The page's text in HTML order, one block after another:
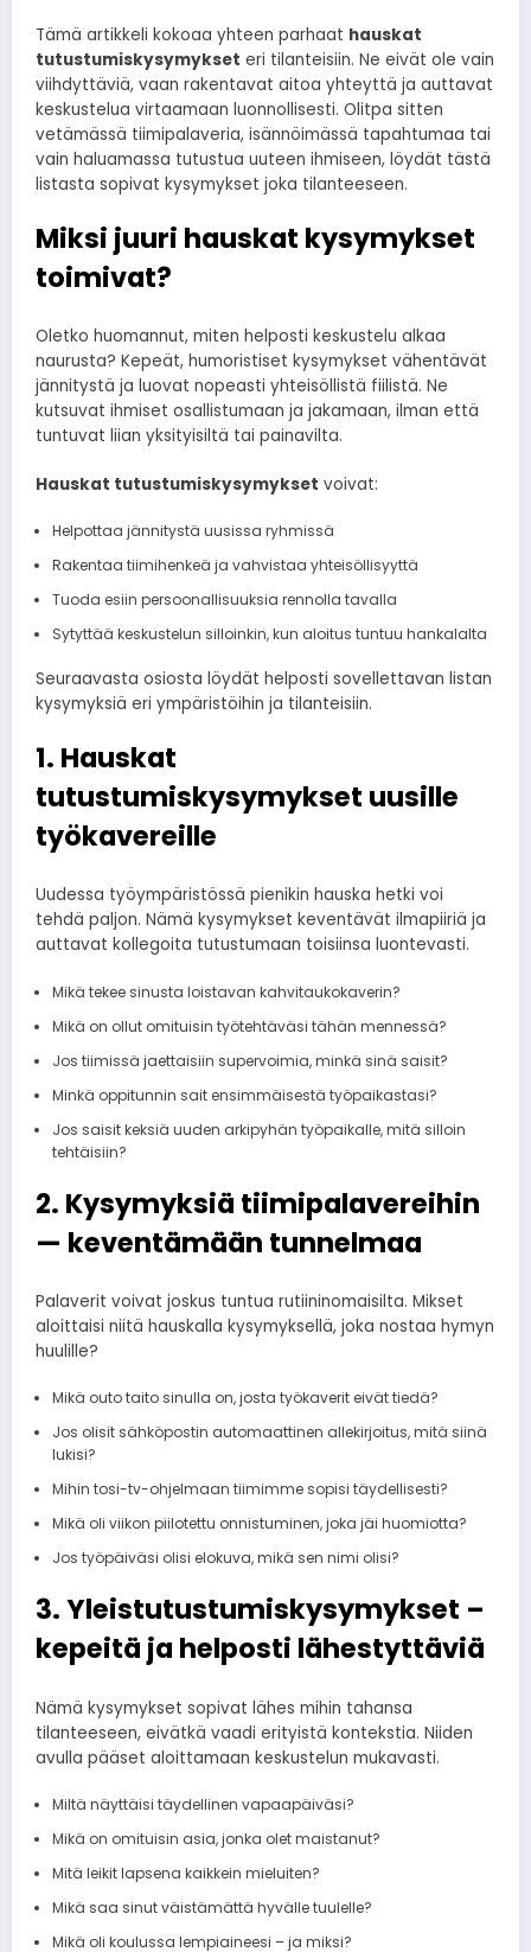
Tämä artikkeli kokoaa yhteen parhaat hauskat
tutustumiskysymykset eri tilanteisiin. Ne eivät ole vain
viihdyttäviä, vaan rakentavat aitoa yhteyttä ja auttavat
keskustelua virtaamaan luonnollisesti. Olitpa sitten
vetämässä tiimipalaveria, isännöimässä tapahtumaa tai
vain haluamassa tutustua uuteen ihmiseen, löydät tästä
listasta sopivat kysymykset joka tilanteeseen.
Miksi juuri hauskat kysymykset
toimivat?
Oletko huomannut, miten helposti keskustelu alkaa
naurusta? Kepeät, humoristiset kysymykset vähentävät
jännitystä ja luovat nopeasti yhteisöllistä fiilistä. Ne
kutsuvat ihmiset osallistumaan ja jakamaan, ilman että
tuntuvat liian yksityisiltä tai painavilta.
Hauskat tutustumiskysymykset voivat:
Helpottaa jännitystä uusissa ryhmissä
Rakentaa tiimihenkeä ja vahvistaa yhteisöllisyyttä
Tuoda esiin persoonallisuuksia rennolla tavalla
Sytyttää keskustelun silloinkin, kun aloitus tuntuu hankalalta
Seuraavasta osiosta löydät helposti sovellettavan listan
kysymyksiä eri ympäristöihin ja tilanteisiin.
1. Hauskat
tutustumiskysymykset uusille
työkavereille
Uudessa työympäristössä pienikin hauska hetki voi
tehdä paljon. Nämä kysymykset keventävät ilmapiiriä ja
auttavat kollegoita tutustumaan toisiinsa luontevasti.
Mikä tekee sinusta loistavan kahvitaukokaverin?
Mikä on ollut omituisin työtehtäväsi tähän mennessä?
Jos tiimissä jaettaisiin supervoimia, minkä sinä saisit?
Minkä oppitunnin sait ensimmäisestä työpaikastasi?
Jos saisit keksiä uuden arkipyhän työpaikalle, mitä silloin
tehtäisiin?
2. Kysymyksiä tiimipalavereihin
— keventämään tunnelmaa
Palaverit voivat joskus tuntua rutiininomaisilta. Mikset
aloittaisi niitä hauskalla kysymyksellä, joka nostaa hymyn
huulille?
Mikä outo taito sinulla on, josta työkaverit eivät tiedä?
Jos olisit sähköpostin automaattinen allekirjoitus, mitä siinä
lukisi?
Mihin tosi-tv-ohjelmaan tiimimme sopisi täydellisesti?
Mikä oli viikon piilotettu onnistuminen, joka jäi huomiotta?
Jos työpäiväsi olisi elokuva, mikä sen nimi olisi?
3. Yleistutustumiskysymykset –
kepeitä ja helposti lähestyttäviä
Nämä kysymykset sopivat lähes mihin tahansa
tilanteeseen, eivätkä vaadi erityistä kontekstia. Niiden
avulla pääset aloittamaan keskustelun mukavasti.
Miltä näyttäisi täydellinen vapaapäiväsi?
Mikä on omituisin asia, jonka olet maistanut?
Mitä leikit lapsena kaikkein mieluiten?
Mikä saa sinut väistämättä hyvälle tuulelle?
Mikä oli koulussa lempiaineesi – ja miksi?